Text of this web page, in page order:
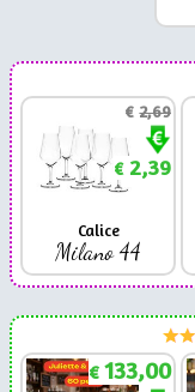
€2,69
€2,39
Calice
Milano 44
€ 133,00